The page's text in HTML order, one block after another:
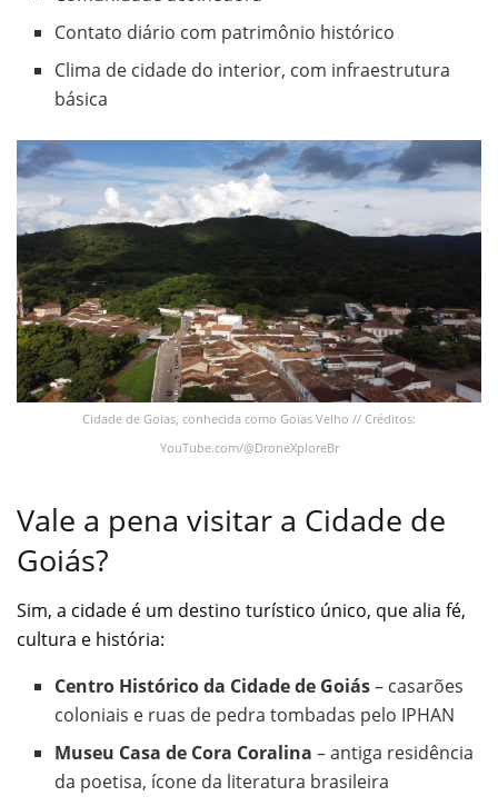
Contato diário com patrimônio histórico
Clima de cidade do interior, com infraestrutura
básica
Cidade de Goias, conhecida como Goias Velho // Créditos:
YouTube.com/@DroneXploreBr
Vale a pena visitar a Cidade de
Goiás?
Sim, a cidade é um destino turístico único, que alia fé,
cultura e história:
Centro Histórico da Cidade de Goiás– casarões
coloniais e ruas de pedra tombadas pelo IPHAN
Museu Casa de Cora Coralina – antiga residência
da poetisa, ícone da literatura brasileira